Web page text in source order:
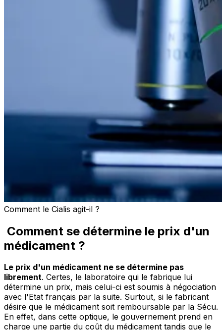
Comment le Cialis agit-il ?
Comment se détermine le prix d'un
médicament ?
Le prix d'un médicament ne se détermine pas
librement. Certes, le laboratoire qui le fabrique lui
détermine un prix, mais celui-ci est soumis à négociation
avec l'Etat français par la suite. Surtout, si le fabricant
désire que le médicament soit remboursable par la Sécu.
En effet, dans cette optique, le gouvernement prend en
charge une partie du coût du médicament tandis que le